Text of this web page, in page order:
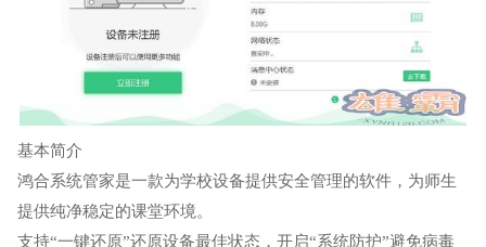
基本简介
鸿合系统管家是一款为学校设备提供安全管理的软件，为师生
提供纯净稳定的课堂环境。
支持“一键还原”还原设备最佳状态，开启“系统防护”避免病毒